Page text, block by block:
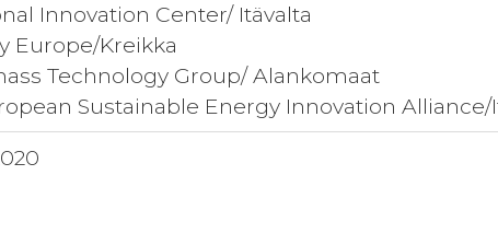
Innovation Center/ Itävalta
Europe/Kreikka
Technology Group/ Alankomaat
Sustainable Energy Innovation Alliance/